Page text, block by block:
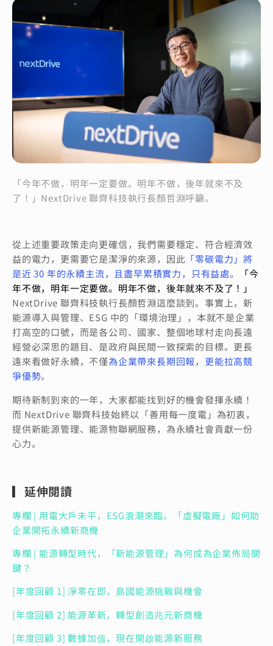
「今年不做，明年一定要做。明年不做，後年就來不及
了！」NextDrive 聯齊科技執行長顏哲淵呼籲。
從上述重要政策走向更確信，我們需要穩定、符合經濟效
益的電力，更需要它是潔淨的來源，因此 「零碳電力」將
是近 30 年的永續主流，且盡早累積實力，只有益處。
「今
年不做，明年一定要做。明年不做，後年就來不及了！」
NextDrive 聯齊科技執行長顏哲淵這麼談到。事實上，新
能源導入與管理、ESG 中的「環境治理」，本就不是企業
打高空的口號，而是各公司、國家、整個地球村走向長遠
經營必深思的題目、是政府與民間一致探索的目標。更長
遠來看做好永續，不僅為企業帶來長期回報，更能拉高競
爭優勢。
期待新制到來的一年，大家都能找到好的機會發揮永續！
而 NextDrive 聯齊科技始終以「善用每一度電」為初衷，
提供新能源管理、能源物聯網服務，為永續社會貢獻一份
心力。
▎延伸閱讀
專欄 | 用電大戶未平，ESG浪潮來臨。「虛擬電廠」如何助
企業開拓永續新商機
專欄 | 能源轉型時代，「新能源管理」為何成為企業佈局關
鍵？
[年度回顧 1] 淨零在即，島國能源挑戰與機會
[年度回顧 2] 能源革新，轉型創造兆元新商機
[年度回顧 3] 數據加值，現在開啟能源新服務